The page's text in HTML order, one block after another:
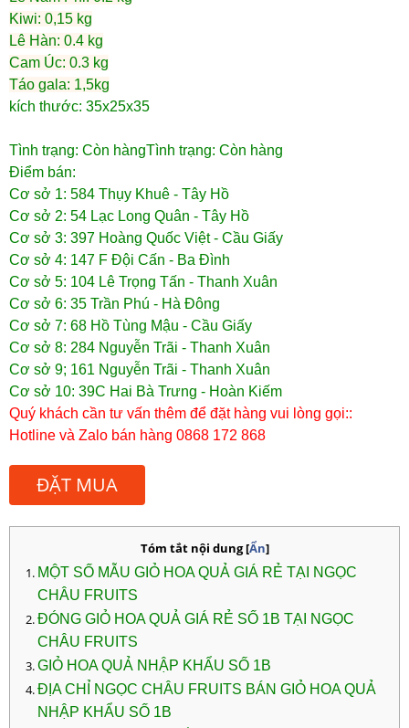
Kiwi: 0,15 kg
Lê Hàn: 0.4 kg
Cam Úc: 0.3 kg
Táo gala: 1,5kg
kích thước: 35x25x35
​Tình trạng: Còn hàngTình trạng: Còn hàng
Điểm bán:
Cơ sở 1: 584 Thụy Khuê - Tây Hồ
Cơ sở 2: 54 Lạc Long Quân - Tây Hồ
Cơ sở 3: 397 Hoàng Quốc Việt - Cầu Giấy
Cơ sở 4: 147 F Đội Cấn - Ba Đình
Cơ sở 5: 104 Lê Trọng Tấn - Thanh Xuân
Cơ sở 6: 35 Trần Phú - Hà Đông
Cơ sở 7: 68 Hồ Tùng Mậu - Cầu Giấy
Cơ sở 8: 284 Nguyễn Trãi - Thanh Xuân
Cơ sở 9; 161 Nguyễn Trãi - Thanh Xuân
Cơ sở 10: 39C Hai Bà Trưng - Hoàn Kiếm
Quý khách cần tư vấn thêm để đặt hàng vui lòng gọi::
Hotline và Zalo bán hàng 0868 172 868
ĐẶT MUA
Tóm tắt nội dung[Ẩn]
MỘT SỐ MẪU GIỎ HOA QUẢ GIÁ RẺ TẠI NGỌC
CHÂU FRUITS
ĐÓNG GIỎ HOA QUẢ GIÁ RẺ SỐ 1B TẠI NGỌC
CHÂU FRUITS
GIỎ HOA QUẢ NHẬP KHẨU SỐ 1B
ĐỊA CHỈ NGỌC CHÂU FRUITS BÁN GIỎ HOA QUẢ
NHẬP KHẨU SỐ 1B